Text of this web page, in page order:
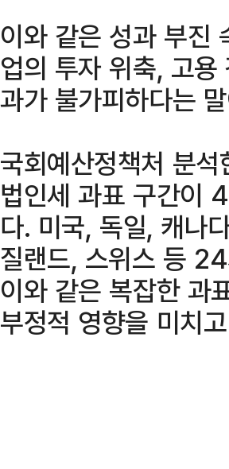
이와 같은 성과 부진
업의 투자 위축, 고
과가 불가피하다는
국회예산정책처 분
법인세 과표 구간이
다. 미국, 독일, 캐나
질랜드, 스위스 등
이와 같은 복잡한 과
부정적 영향을 미치